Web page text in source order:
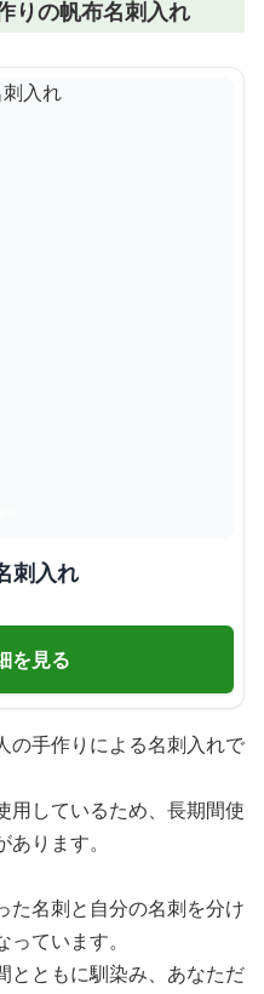
りの帆布名刺入れ
刺入れ
を見る
の手作りによる名刺入れで
用しているため、長期間使
ります。
た名刺と自分の名刺を分け
ています。
とともに馴染み、あなただ